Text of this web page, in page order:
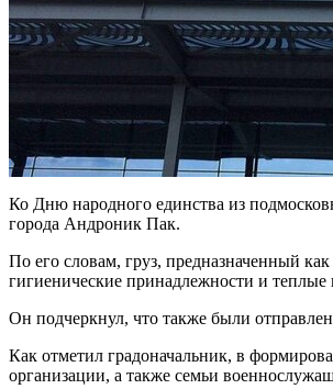
Ко Дню народного единства из
города Андроник Пак.
По его словам, груз, предназначенный
гигиенические принадлежности и теплые
Он подчеркнул, что также были
Как отметил градоначальник, в
организации, а также семьи